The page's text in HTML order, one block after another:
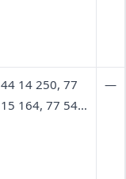
14 250, 77
164, 77 54
77 54 15
—